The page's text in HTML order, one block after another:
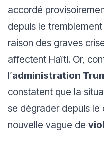
accordé
depuis le
raison des graves
affectent Haïti. Or,
l’administration
constatent que la
se dégrader depuis le
nouvelle vague de